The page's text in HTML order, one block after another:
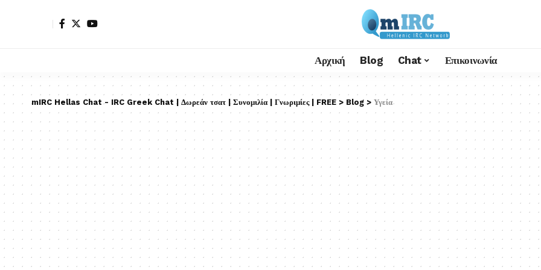
Αρχική Blog Chat Επικοινωνία
mIRC Hellas Chat - IRC Greek Chat | Δωρεάν τσατ | Συνομιλία | Γνωριμίες | FREE > Blog > Υγεία